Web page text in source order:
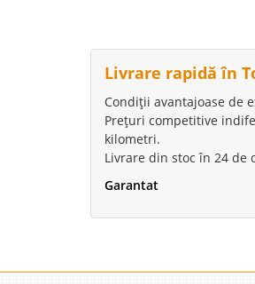
Livrare rapidă în
Condiții avantajoase de
Prețuri competitive
kilometri.
Livrare din stoc în 24 de
Garantat